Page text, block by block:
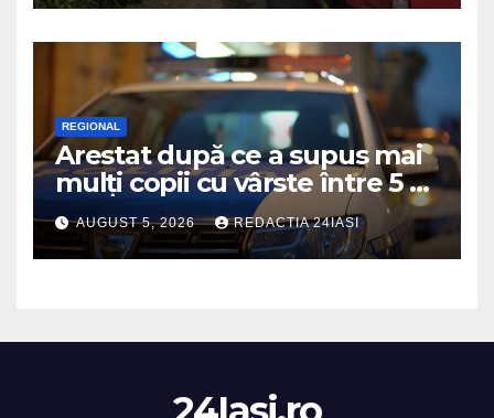
REGIONAL
Arestat după ce a supus mai
mulți copii cu vârste între 5 și
16 ani unor orori de
neimaginat
AUGUST 5, 2026 REDACTIA 24IASI